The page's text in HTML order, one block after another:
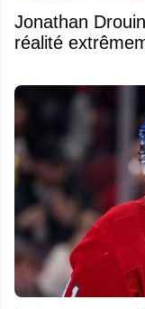
Jonathan
réalité